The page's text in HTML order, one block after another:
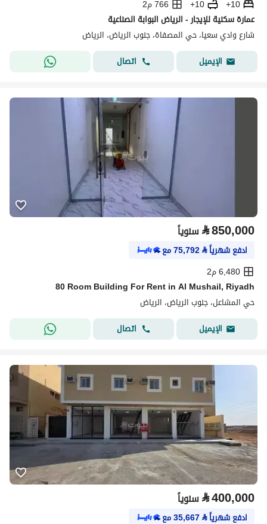
10+
10+
766 م2
عمارة سكنية للإيجار - الرياض البوابة الصناعية
شارع وادي سعيا، حي المصفاة، جنوب الرياض، الرياض
الإيميل
اتصال
⃁850,000 سنوياً
ادفع شهرياً⃁
75,792مع
6,480 م2
80 Room Building For Rent in Al Mushail, Riyadh
حي المشاعل، جنوب الرياض، الرياض
الإيميل
اتصال
⃁400,000 سنوياً
ادفع شهرياً⃁
35,667مع